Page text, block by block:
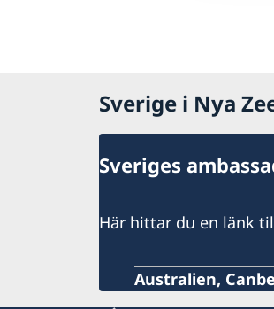
Sverige i Nya
Sveriges
Här hittar du en länk
Australien,